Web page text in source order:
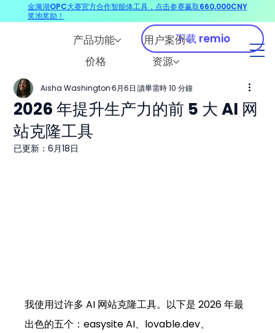
产品功能
用户案例
价格
资源
下载 remio
2026 年提升生产力的前 5 大 AI 网
站克隆工具
Aisha Washington 6月6日 讀畢需時 10 分鐘
已更新：6月18日
我使用过许多 AI 网站克隆工具。以下是 2026 年最
出色的五个：easysite AI、 lovable.dev、
金漪湖OPC大赛官方合作智能体工具，点击参赛赢取660,000CNY
奖池奖励！